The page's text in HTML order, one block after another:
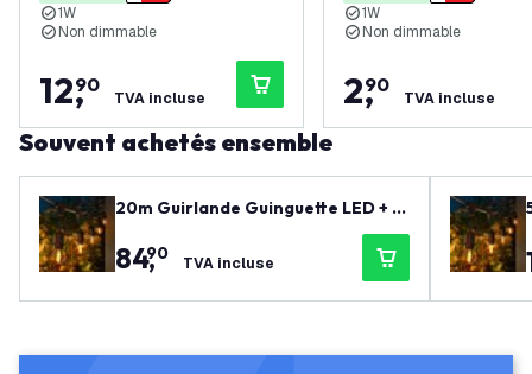
1W
Non dimmable
12,
90
TVA incluse
1W
Non dimmable
2,
90
TVA incluse
Souvent achetés ensemble
20m Guirlande Guinguette LED + c
âble de connexion 3m - IP65 - Liabl
e - Avec 20 lampes LED
84,
90 TVA incluse